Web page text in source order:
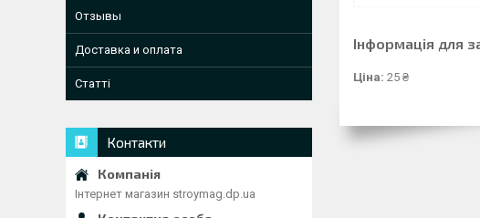
Інформація для
Ціна: 25 ₴
Отзывы
Доставка и оплата
Статті
Контакти
Інтернет магазин stroymag.dp.ua